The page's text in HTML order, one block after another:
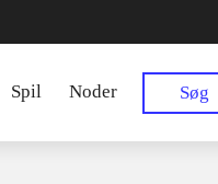
Spil Noder Søg